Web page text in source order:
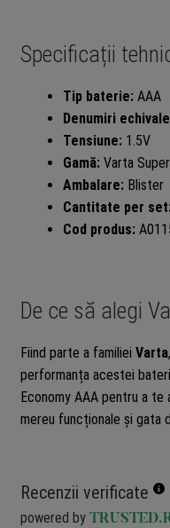
Specificații
Tip baterie:AAA
Denumiri
Tensiune:1.5V
Gamă:Varta
Ambalare:Blister
Cantitate per
Cod produs:
De ce să alegi
Fiind parte a familiei Varta
performanța acestei
Economy AAA pentru a
mereu funcționale și gata
Recenzii verificate
powered by